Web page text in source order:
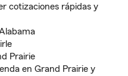
cotizaciones rápidas y
Prairie
en Grand Prairie y